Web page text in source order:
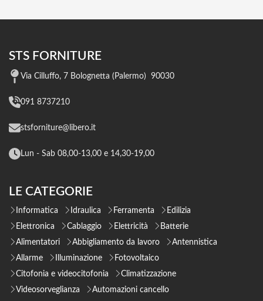
STS FORNITURE
Via Cilluffo, 7 Bolognetta (Palermo) 90030
091 8737210
stsforniture@libero.it
Lun - Sab 08,00-13,00 e 14,30-19,00
LE CATEGORIE
Informatica Idraulica Ferramenta
Edilizia
Elettronica
Cablaggio Elettricità
Batterie
Alimentatori
Abbigliamento da lavoro
Antennistica
Allarme
Illuminazione
Fotovoltaico
Citofonia e videocitofonia
Climatizzazione
Videosorveglianza
Automazioni cancello